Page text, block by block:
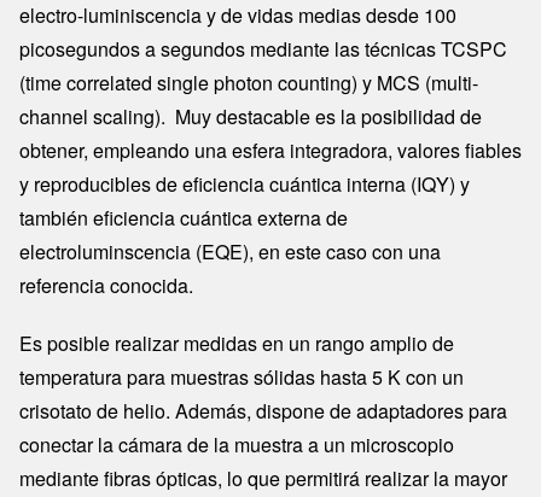
electro-luminiscencia y de vidas medias desde 100
picosegundos a segundos mediante las técnicas TCSPC
(time correlated single photon counting) y MCS (multi-
channel scaling). Muy destacable es la posibilidad de
obtener, empleando una esfera integradora, valores fiables
y reproducibles de eficiencia cuántica interna (IQY) y
también eficiencia cuántica externa de
electroluminscencia (EQE), en este caso con una
referencia conocida.
Es posible realizar medidas en un rango amplio de
temperatura para muestras sólidas hasta 5 K con un
crisotato de helio. Además, dispone de adaptadores para
conectar la cámara de la muestra a un microscopio
mediante fibras ópticas, lo que permitirá realizar la mayor